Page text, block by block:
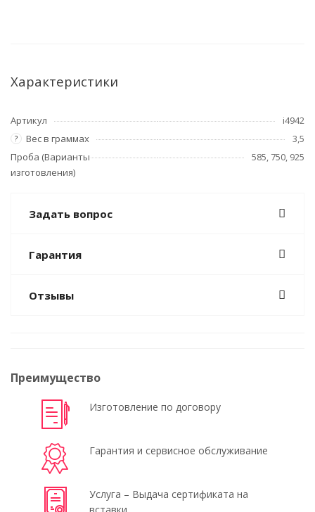
Характеристики
Артикул i4942
? Вес в граммах
3,5
Проба (Варианты
изготовления)
585, 750, 925
Задать вопрос
Гарантия
Отзывы
Преимущество
Изготовление по договору
Гарантия и сервисное обслуживание
Услуга – Выдача сертификата на